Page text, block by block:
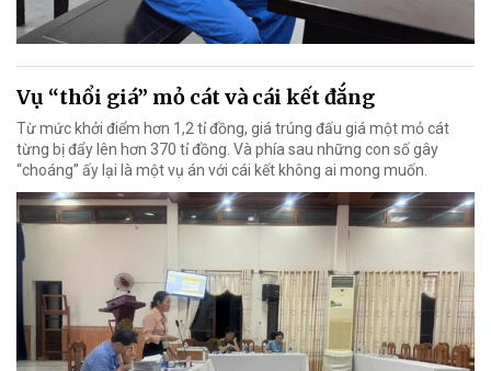
Vụ “thổi giá” mỏ cát và cái kết đắng
Từ mức khởi điểm hơn 1,2 tỉ đồng, giá trúng đấu giá một mỏ cát
từng bị đẩy lên hơn 370 tỉ đồng. Và phía sau những con số gây
“choáng” ấy lại là một vụ án với cái kết không ai mong muốn.